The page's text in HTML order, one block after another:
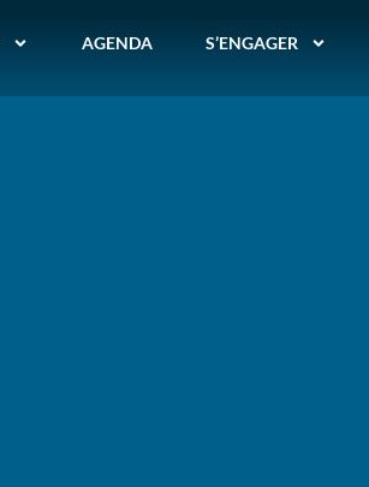
AGENDA S’ENGAGER